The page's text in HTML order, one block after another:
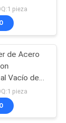
anillo O
pieza
de Acero
Vacío de
Retención
Hasta 30
Rosca con
pieza